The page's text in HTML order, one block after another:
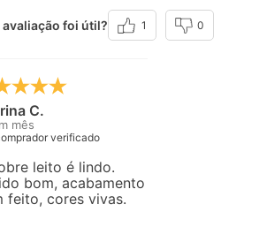
avaliação foi útil? 1 0
C.
mês
verificado
leito é lindo.
bom, acabamento
feito, cores vivas.